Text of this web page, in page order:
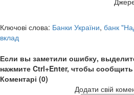
Ключові слова: Банки України, банк
вклад
Если вы заметили ошибку,
нажмите Ctrl+Enter, чтобы
Коментарі (0)
Додати свій